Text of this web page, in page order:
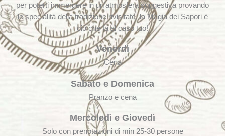
per poterti immergere in un’atmosfera suggestiva provando
le specialità della tradizione rivisitate, la Magia dei Sapori è
ciò che fa al caso tuo!
Venerdì
Cena
Sabato e Domenica
Pranzo e cena
Mercoledì e Giovedì
Solo con prenotazioni di min 25-30 persone